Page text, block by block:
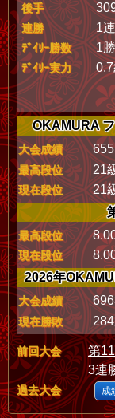
後手
連勝 1
ﾃﾞｲﾘｰ勝数 1
ﾃﾞｲﾘｰ実力
OKAMURA
大会成績
最高段位 21
現在段位
21
最高段位
現在段位
2026年
大会成績
現在勝敗 284
前回大会
第
3連
過去大会 成